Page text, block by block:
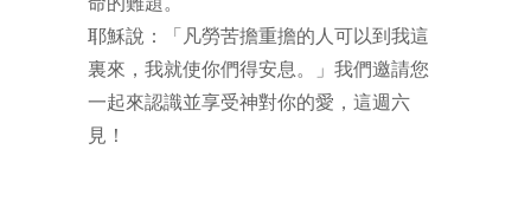
耶穌說：「凡勞苦擔重擔的人可以到我這
裏來，我就使你們得安息。」我們邀請您
一起來認識並享受神對你的愛，這週六
見！